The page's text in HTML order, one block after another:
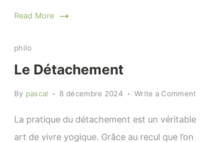
Read More
philo
Le Détachement
By pascal 8 décembre 2024 Write a Commenton
La pratique du détachement est un véritable
art de vivre yogique. Grâce au recul que l’on